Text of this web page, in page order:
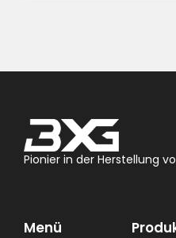
Pionier in der Herstellung
Menü